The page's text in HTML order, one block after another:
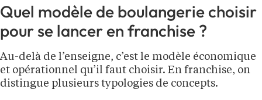
Quel modèle de boulangerie choisir
pour se lancer en franchise ?
Au-delà de l’enseigne, c’est le modèle économique
et opérationnel qu’il faut choisir. En franchise, on
distingue plusieurs typologies de concepts.